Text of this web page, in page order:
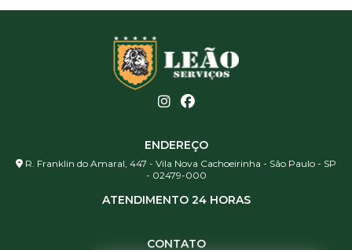
ENDEREÇO
R. Franklin do Amaral, 447 - Vila Nova Cachoeirinha - São Paulo - SP
- 02479-000
ATENDIMENTO 24 HORAS
CONTATO